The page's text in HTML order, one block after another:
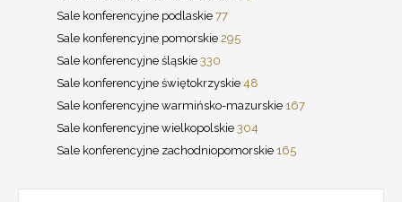
Sale konferencyjne podlaskie 77
Sale konferencyjne pomorskie 295
Sale konferencyjne śląskie 330
Sale konferencyjne świętokrzyskie 48
Sale konferencyjne warmińsko-mazurskie 167
Sale konferencyjne wielkopolskie 304
Sale konferencyjne zachodniopomorskie 165